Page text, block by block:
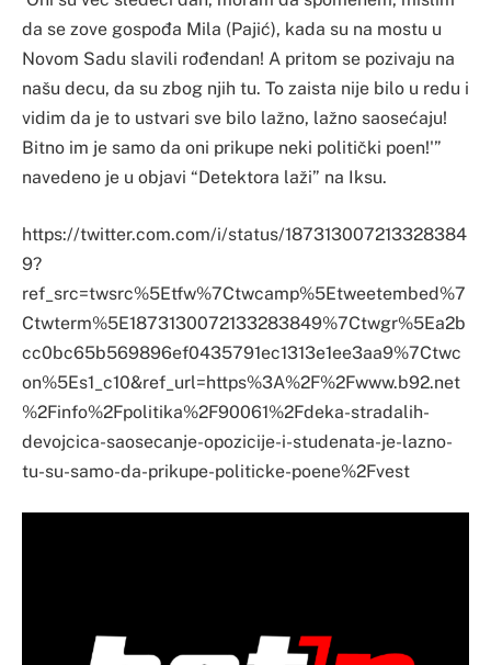
da se zove gospođa Mila (Pajić), kada su na mostu u
Novom Sadu slavili rođendan! A pritom se pozivaju na
našu decu, da su zbog njih tu. To zaista nije bilo u redu i
vidim da je to ustvari sve bilo lažno, lažno saosećaju!
Bitno im je samo da oni prikupe neki politički poen!'”
navedeno je u objavi “Detektora laži” na Iksu.
https://twitter.com.com/i/status/187313007213328384
9?
ref_src=twsrc%5Etfw%7Ctwcamp%5Etweetembed%7
Ctwterm%5E1873130072133283849%7Ctwgr%5Ea2b
cc0bc65b569896ef0435791ec1313e1ee3aa9%7Ctwc
on%5Es1_c10&ref_url=https%3A%2F%2Fwww.b92.net
%2Finfo%2Fpolitika%2F90061%2Fdeka-stradalih-
devojcica-saosecanje-opozicije-i-studenata-je-lazno-
tu-su-samo-da-prikupe-politicke-poene%2Fvest